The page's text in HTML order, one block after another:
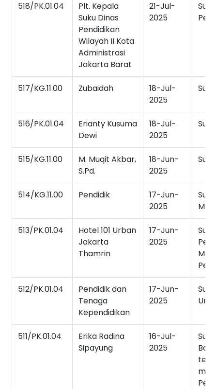
518/PK.01.04
Plt. Kepala
Suku Dinas
Pendidikan
Wilayah II Kota
Administrasi
Jakarta Barat
21-Jul-
2025
517/KG.11.00 Zubaidah
18-Jul-
2025
516/PK.01.04
Erianty Kusuma
Dewi
18-Jul-
2025
515/KG.11.00
M. Muqit Akbar,
S.Pd.
18-Jun-
2025
514/KG.11.00 Pendidik
17-Jun-
2025
513/PK.01.04
Hotel 101 Urban
Jakarta
Thamrin
17-Jun-
2025
512/PK.01.04
Pendidik dan
Tenaga
Kependidikan
17-Jun-
2025
511/PK.01.04
Erika Radina
Sipayung
16-Jul-
2025